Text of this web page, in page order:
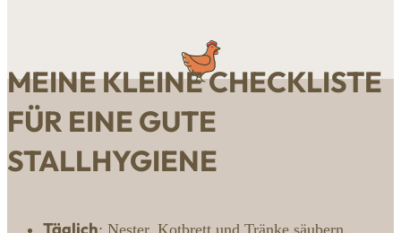
MEINE KLEINE CHECKLISTE
FÜR EINE GUTE
STALLHYGIENE
Täglich: Nester, Kotbrett und Tränke säubern,